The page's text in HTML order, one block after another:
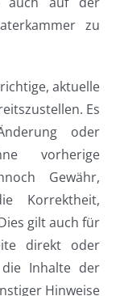
zu
aktuelle
Es
oder
vorherige
Gewähr,
Korrektheit,
gilt auch für
direkt oder
Inhalte der
Hinweise